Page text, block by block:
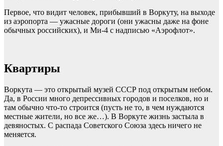
Первое, что видит человек, прибывший в Воркуту, на выходе
из аэропорта — ужасные дороги (они ужасны даже на фоне
обычных российских), и Ми-4 с надписью «Аэрофлот».
Квартиры
Воркута — это открытый музей СССР под открытым небом.
Да, в России много депрессивных городов и поселков, но и
там обычно что-то строится (пусть не то, в чем нуждаются
местные жители, но все же…). В Воркуте жизнь застыла в
девяностых. С распада Советского Союза здесь ничего не
меняется.